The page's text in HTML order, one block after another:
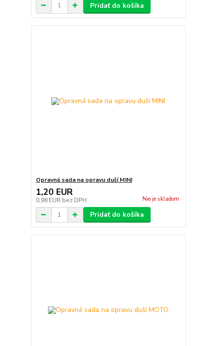
Pridať do košíka
Opravná sada na opravu duší MINI
1,20 EUR
0,98 EUR bez DPH Nie je skladom
Pridať do košíka